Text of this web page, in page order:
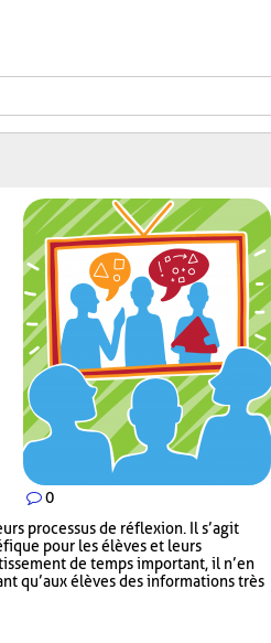
0
processus de réflexion. Il s’agit
pour les élèves et leurs
de temps important, il n’en
qu’aux élèves des informations très